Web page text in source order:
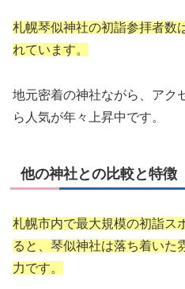
札幌琴似神社の初詣参拝者数
れています。
地元密着の神社ながら、アク
ら人気が年々上昇中です。
他の神社との比較と特徴
札幌市内で最大規模の初詣ス
ると、琴似神社は落ち着いた
力です。